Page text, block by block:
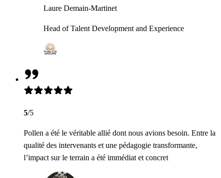
Laure Demain-Martinet
Head of Talent Development and Experience
5/5
Pollen a été le véritable allié dont nous avions besoin. Entre la
qualité des intervenants et une pédagogie transformante,
l’impact sur le terrain a été immédiat et concret